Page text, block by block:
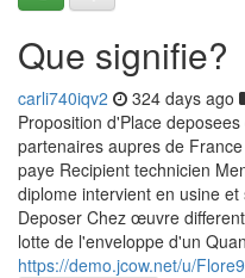
Que signifie?
carli740iqv2 324 days ago
Proposition d'Place
partenaires aupres de
paye Recipient technicien
diplome intervient en usine
Deposer Chez œuvre
lotte de l'enveloppe d'un
https://demo.jcow.net/u/